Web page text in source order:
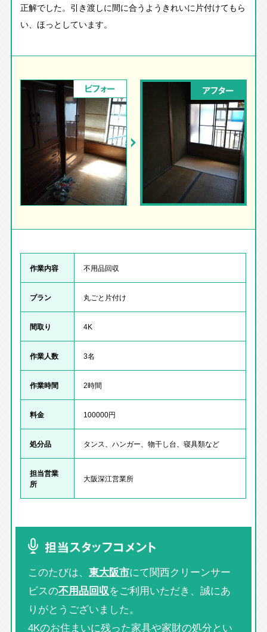
正解でした。引き渡しに間に合うようきれいに片付けてもら
い、ほっとしています。
ビフォー アフター
作業内容 不用品回収
プラン 丸ごと片付け
間取り 4K
作業人数 3名
作業時間 2時間
料金 100000円
処分品 タンス、ハンガー、物干し台、寝具類など
担当営業
所
大阪深江営業所
担当スタッフコメント
このたびは、 東大阪市にて関西クリーンサー
ビスの不用品回収をご利用いただき、誠にあ
りがとうございました。
4Kのお住まいに残った家具や家財の処分とい